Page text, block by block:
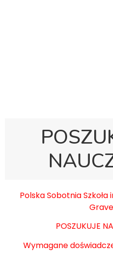
Polska Sobotnia
POSZUKUJE
Wymagane